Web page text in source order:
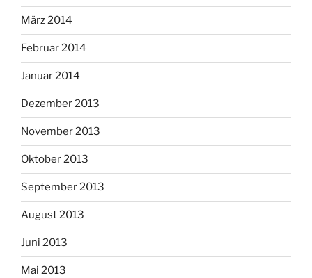
März 2014
Februar 2014
Januar 2014
Dezember 2013
November 2013
Oktober 2013
September 2013
August 2013
Juni 2013
Mai 2013